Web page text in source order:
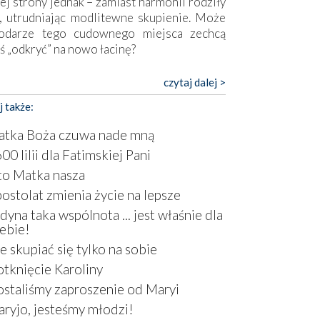
utrudniając modlitewne skupienie. Może
tego cudownego miejsca zechcą
„odkryć” na nowo łacinę?
duch współczesności daje też w
znać o sobie w sposób widoczny gołym
Niby w trosce o prostotę i skromność
się on jak może zasłonić sanktuarium,
wokół betonowe bryły, z których
nawet zostały poświęcone jako miejsca
kultu. Tylko co wspólnego z żywą,
wiarą mogą mieć płaskie, szare
albo kaplice, w których Tabernakulum
bardziej skrzynkę na narzędzia? Albo
o ustawionym tuż przy nowej
wielkim krzyżu, na którym zamiast
umieszczono dziwaczną postać jakby
ze starożytnych hieroglifów? W
kontekście naszych czasów to raczej
czytaj dalej >
także:
Boża czuwa nade mną
lilii dla Fatimskiej Pani
Matka nasza
zmienia życie na lepsze
taka wspólnota ... jest właśnie dla
skupiać się tylko na sobie
Karoliny
zaproszenie od Maryi
jesteśmy młodzi!